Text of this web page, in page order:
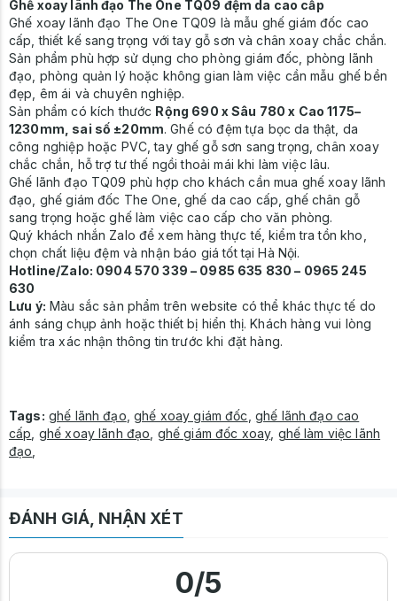
Ghế xoay lãnh đạo The One TQ09 đệm da cao cấp
Ghế xoay lãnh đạo The One TQ09 là mẫu ghế giám đốc cao
cấp, thiết kế sang trọng với tay gỗ sơn và chân xoay chắc chắn.
Sản phẩm phù hợp sử dụng cho phòng giám đốc, phòng lãnh
đạo, phòng quản lý hoặc không gian làm việc cần mẫu ghế bền
đẹp, êm ái và chuyên nghiệp.
Sản phẩm có kích thước Rộng 690 x Sâu 780 x Cao 1175–
1230mm, sai số ±20mm. Ghế có đệm tựa bọc da thật, da
công nghiệp hoặc PVC, tay ghế gỗ sơn sang trọng, chân xoay
chắc chắn, hỗ trợ tư thế ngồi thoải mái khi làm việc lâu.
Ghế lãnh đạo TQ09 phù hợp cho khách cần mua ghế xoay lãnh
đạo, ghế giám đốc The One, ghế da cao cấp, ghế chân gỗ
sang trọng hoặc ghế làm việc cao cấp cho văn phòng.
Quý khách nhắn Zalo để xem hàng thực tế, kiểm tra tồn kho,
chọn chất liệu đệm và nhận báo giá tốt tại Hà Nội.
Hotline/Zalo: 0904 570 339 – 0985 635 830 – 0965 245
630
Lưu ý: Màu sắc sản phẩm trên website có thể khác thực tế do
ánh sáng chụp ảnh hoặc thiết bị hiển thị. Khách hàng vui lòng
kiểm tra xác nhận thông tin trước khi đặt hàng.
Tags: ghế lãnh đạo ,ghế xoay giám đốc ghế lãnh đạo cao
cấp ghế xoay lãnh đạo ghế giám đốc xoay, ghế làm việc lãnh
đạo
ĐÁNH GIÁ, NHẬN XÉT
0/5